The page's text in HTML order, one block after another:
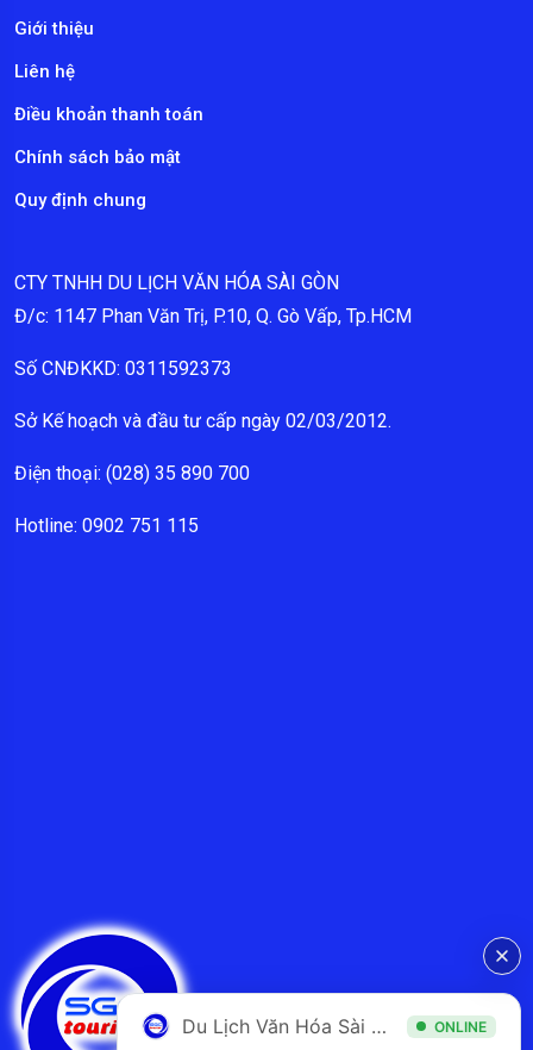
Giới thiệu
Liên hệ
Điều khoản thanh toán
Chính sách bảo mật
Quy định chung
CTY TNHH DU LỊCH VĂN HÓA SÀI GÒN
Đ/c: 1147 Phan Văn Trị, P.10, Q. Gò Vấp, Tp.HCM
Số CNĐKKD: 0311592373
Sở Kế hoạch và đầu tư cấp ngày 02/03/2012.
Điện thoại: (028) 35 890 700
Hotline: 0902 751 115
Du Lịch Văn Hóa Sài Gòn ONLINE